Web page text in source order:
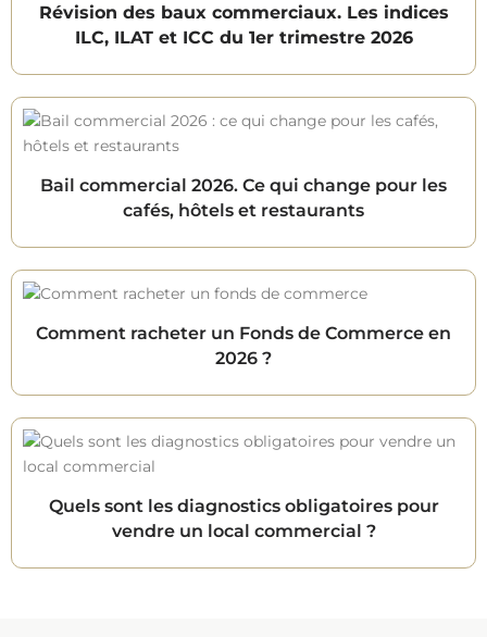
Révision des baux commerciaux. Les indices
ILC, ILAT et ICC du 1er trimestre 2026
Bail commercial 2026. Ce qui change pour les
cafés, hôtels et restaurants
Comment racheter un Fonds de Commerce en
2026 ?
Quels sont les diagnostics obligatoires pour
vendre un local commercial ?